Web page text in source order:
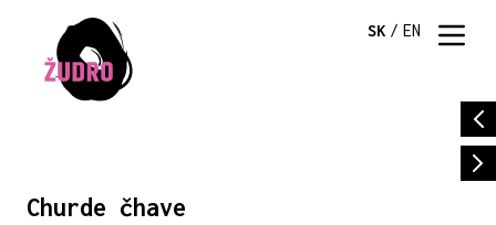
SK / EN
Churde čhave